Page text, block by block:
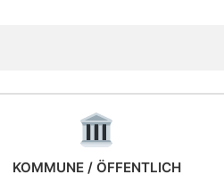
KOMMUNE / ÖFFENTLICH